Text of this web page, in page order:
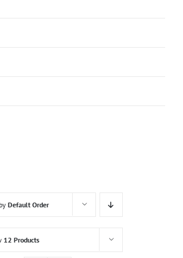
Default Order
12 Products